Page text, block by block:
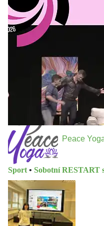
MLEJN. Vstupenky již v
Přijďte na přátelský
října 2026 Vstupenky již v
https://divadelnimlyn.cz/
Peace
Sport • Sobotní RESTART